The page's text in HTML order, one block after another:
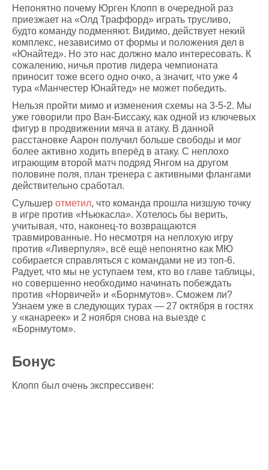
Непонятно почему Юрген Клопп в очередной раз
приезжает на «Олд Траффорд» играть трусливо,
будто команду подменяют. Видимо, действует некий
комплекс, независимо от формы и положения дел в
«Юнайтед». Но это нас должно мало интересовать. К
сожалению, ничья против лидера чемпионата
приносит тоже всего одно очко, а значит, что уже 4
тура «Манчестер Юнайтед» не может победить.
Нельзя пройти мимо и изменения схемы на 3-5-2. Мы
уже говорили про Ван-Биссаку, как одной из ключевых
фигур в продвижении мяча в атаку. В данной
расстановке Аарон получил больше свободы и мог
более активно ходить вперёд в атаку. С неплохо
играющим второй матч подряд Янгом на другом
половине поля, план тренера с активными флангами
действительно сработал.
Сульшер отметил, что команда прошла низшую точку
в игре против «Ньюкасла». Хотелось бы верить,
учитывая, что, наконец-то возвращаются
травмированные. Но несмотря на неплохую игру
против «Ливерпуля», всё ещё непонятно как МЮ
собирается справляться с командами не из топ-6.
Радует, что мы не уступаем тем, кто во главе таблицы,
но совершенно необходимо начинать побеждать
против «Норвичей» и «Борнмутов». Сможем ли?
Узнаем уже в следующих турах — 27 октября в гостях
у «канареек» и 2 ноября снова на выезде с
«Борнмутом».
Бонус
Клопп был очень экспрессивен: